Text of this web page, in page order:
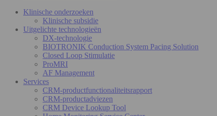
Klinische onderzoeken
Klinische subsidie
Uitgelichte technologieën
DX-technologie
BIOTRONIK Conduction System Pacing Solution
Closed Loop Stimulatie
ProMRI
AF Management
Services
CRM-productfunctionaliteitsrapport
CRM-productadviezen
CRM Device Lookup Tool